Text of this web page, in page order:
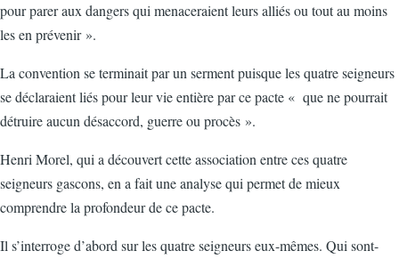
pour parer aux dangers qui menaceraient leurs alliés ou tout au moins
les en prévenir ».
La convention se terminait par un serment puisque les quatre seigneurs
se déclaraient liés pour leur vie entière par ce pacte « que ne pourrait
détruire aucun désaccord, guerre ou procès ».
Henri Morel, qui a découvert cette association entre ces quatre
seigneurs gascons, en a fait une analyse qui permet de mieux
comprendre la profondeur de ce pacte.
Il s’interroge d’abord sur les quatre seigneurs eux-mêmes. Qui sont-